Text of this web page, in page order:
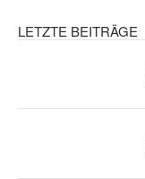
LETZTE BEITRÄGE